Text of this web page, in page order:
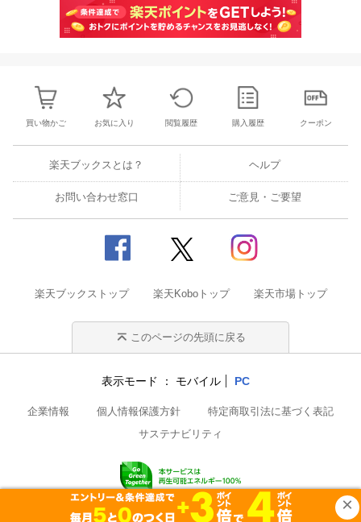
買い物かご お気に入り 閲覧履歴 購入履歴 クーポン
楽天ブックスとは？ ヘルプ
お問い合わせ窓口 ご意見・ご要望
楽天ブックストップ 楽天Koboトップ 楽天市場トップ
このページの先頭に戻る
表示モード モバイル PC
企業情報 個人情報保護方針
特定商取引法に基づく表記
サステナビリティ
© Rakuten Group, Inc.